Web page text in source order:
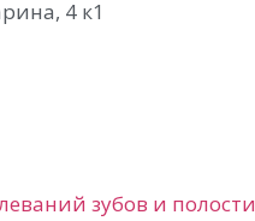
4 к1
зубов и